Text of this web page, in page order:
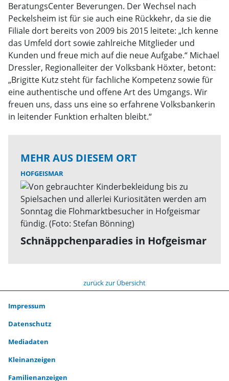
BeratungsCenter Beverungen. Der Wechsel nach
Peckelsheim ist für sie auch eine Rückkehr, da sie die
Filiale dort bereits von 2009 bis 2015 leitete: „Ich kenne
das Umfeld dort sowie zahlreiche Mitglieder und
Kunden und freue mich auf die neue Aufgabe.“ Michael
Dressler, Regionalleiter der Volksbank Höxter, betont:
„Brigitte Kutz steht für fachliche Kompetenz sowie für
eine authentische und offene Art des Umgangs. Wir
freuen uns, dass uns eine so erfahrene Volksbankerin
in leitender Funktion erhalten bleibt.“
MEHR AUS DIESEM ORT
HOFGEISMAR
Schnäppchenparadies in Hofgeismar
zurück zur Übersicht
Impressum
Datenschutz
Mediadaten
Kleinanzeigen
Familienanzeigen